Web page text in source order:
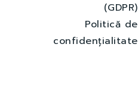
(GDPR)
Politică de
confidențialitate